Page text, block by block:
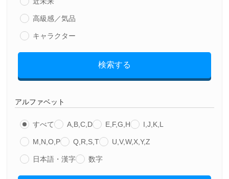
高級感／気品
キャラクター
検索する
アルファベット
すべて A,B,C,D E,F,G,H I,J,K,L
M,N,O,P Q,R,S,T U,V,W,X,Y,Z
日本語・漢字 数字